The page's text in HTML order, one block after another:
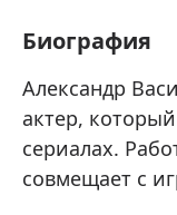
Биография
Александр
актер,
сериалах.
совмещает с